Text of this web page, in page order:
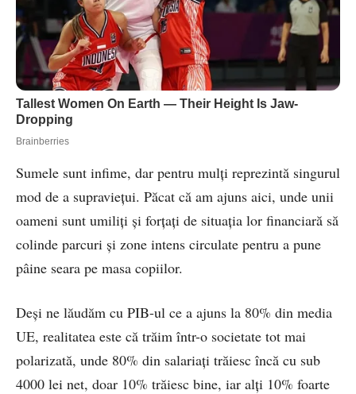
Sumele sunt infime, dar pentru mulți reprezintă singurul
mod de a supraviețui. Păcat că am ajuns aici, unde unii
oameni sunt umiliți și forțați de situația lor financiară să
colinde parcuri și zone intens circulate pentru a pune
pâine seara pe masa copiilor.
Deși ne lăudăm cu PIB-ul ce a ajuns la 80% din media
UE, realitatea este că trăim într-o societate tot mai
polarizată, unde 80% din salariați trăiesc încă cu sub
4000 lei net, doar 10% trăiesc bine, iar alți 10% foarte